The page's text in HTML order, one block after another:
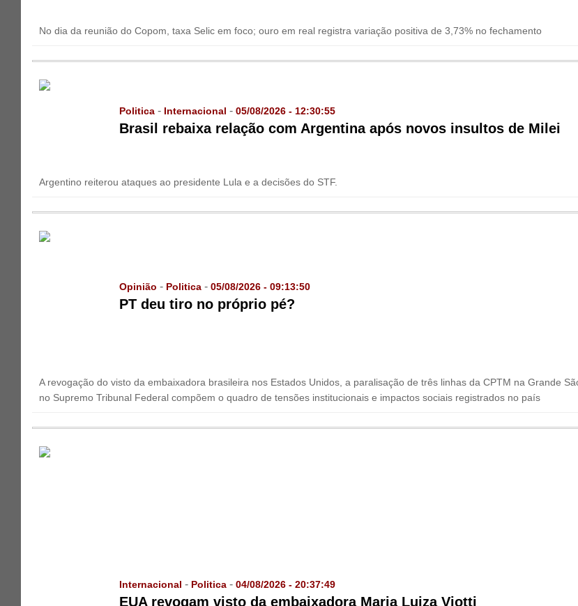
No dia da reunião do Copom, taxa Selic em foco; ouro em real registra variação positiva de 3,73% no fechamento
Politica - Internacional -05/08/2026 - 12:30:55
Brasil rebaixa relação com Argentina após novos insultos de Milei
Argentino reiterou ataques ao presidente Lula e a decisões do STF.
Opinião - Politica -05/08/2026 - 09:13:50
PT deu tiro no próprio pé?
A revogação do visto da embaixadora brasileira nos Estados Unidos, a paralisação de três linhas da CPTM na Grande
no Supremo Tribunal Federal compõem o quadro de tensões institucionais e impactos sociais registrados no país
Internacional - Politica -04/08/2026 - 20:37:49
EUA revogam visto da embaixadora Maria Luiza Viotti